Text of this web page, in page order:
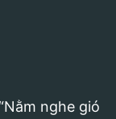
nghe gió